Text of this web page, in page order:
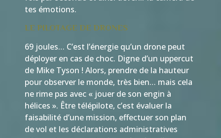
tes émotions.
LE PILOTAGE DE DRONES
69 joules… C’est l’énergie qu’un drone peut
déployer en cas de choc. Digne d’un uppercut
de Mike Tyson ! Alors, prendre de la hauteur
pour observer le monde, très bien… mais cela
ne rime pas avec « jouer de son engin à
hélices ». Être télépilote, c’est évaluer la
faisabilité d’une mission, effectuer son plan
de vol et les déclarations administratives